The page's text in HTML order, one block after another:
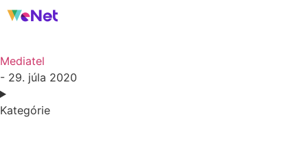
Mediatel
- 29. júla 2020
Kategórie